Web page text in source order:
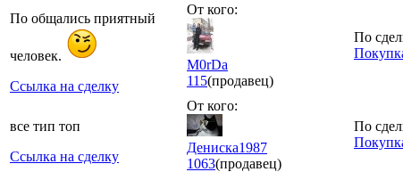
По общались приятный
человек.
Ссылка на сделку
От кого:
M0rDa
115(продавец)
По
все тип топ
Ссылка на сделку
От кого:
Дениска1987
1063(продавец)
По